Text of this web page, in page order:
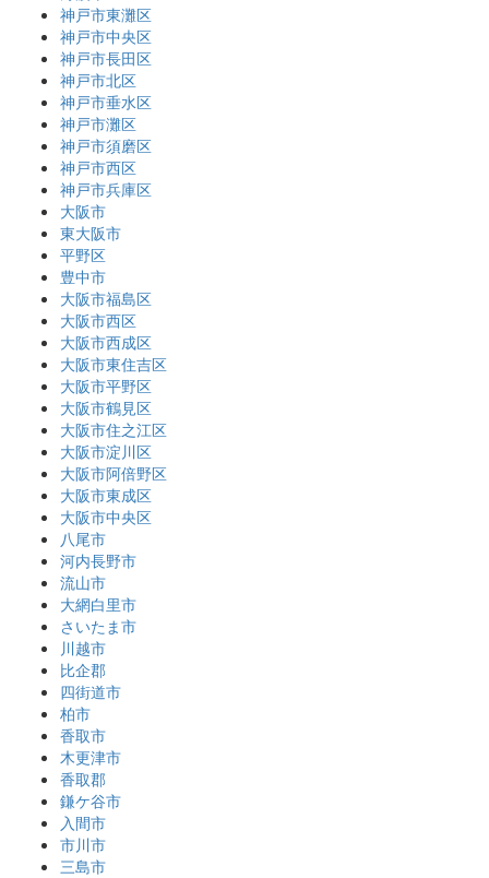
神戸市東灘区
神戸市中央区
神戸市長田区
神戸市北区
神戸市垂水区
神戸市灘区
神戸市須磨区
神戸市西区
神戸市兵庫区
大阪市
東大阪市
平野区
豊中市
大阪市福島区
大阪市西区
大阪市西成区
大阪市東住吉区
大阪市平野区
大阪市鶴見区
大阪市住之江区
大阪市淀川区
大阪市阿倍野区
大阪市東成区
大阪市中央区
八尾市
河内長野市
流山市
大網白里市
さいたま市
川越市
比企郡
四街道市
柏市
香取市
木更津市
香取郡
鎌ケ谷市
入間市
市川市
三島市